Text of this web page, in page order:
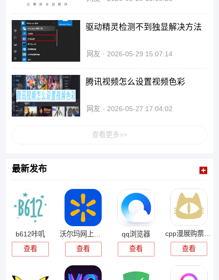
驱动精灵检测不到独显解决方法
网友 2026-05-29 15:07:14
腾讯视频怎么设置视频色彩
网友 2026-05-27 17:04:02
查看更多>>
最新发布
b612咔叽
查看
查看
qq浏览器
查看
cpp漫展购票app
查看